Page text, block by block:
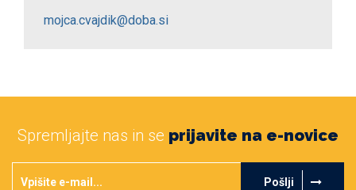
mojca.cvajdik@doba.si
Spremljajte nas in se prijavite na e-novice
Pošlji